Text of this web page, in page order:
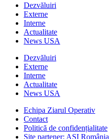
Dezvăluiri
Externe
Interne
Actualitate
News USA
Dezvăluiri
Externe
Interne
Actualitate
News USA
Echipa Ziarul Operativ
Contact
Politică de confidențialitate
Site partener: ASI România